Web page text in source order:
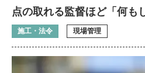
点の取れる監督ほど「何も
施工・法令 現場管理